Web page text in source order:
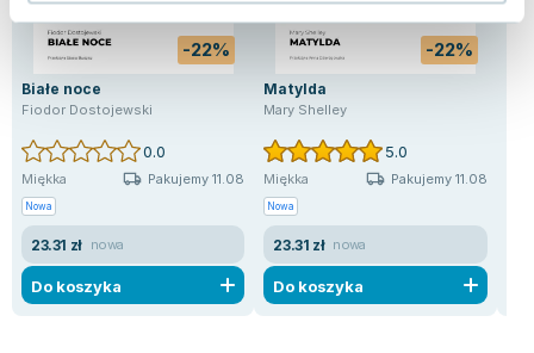
-22%
Białe noce
Fiodor Dostojewski
0.0
Miękka Pakujemy 11.08
Nowa
23.31 zł nowa
Do koszyka
-22%
Matylda
Mary Shelley
5.0
Miękka Pakujemy 11.08
Nowa
23.31 zł nowa
Do koszyka